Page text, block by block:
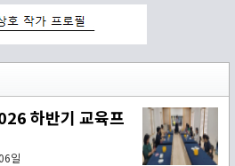
하반기 교육프
일